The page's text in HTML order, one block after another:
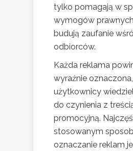
tylko pomagają w
wymogów
budują zaufanie
odbiorców.
Każda reklama
wyraźnie
użytkownicy
do czynienia z
promocyjną.
stosowanym
oznaczanie reklam